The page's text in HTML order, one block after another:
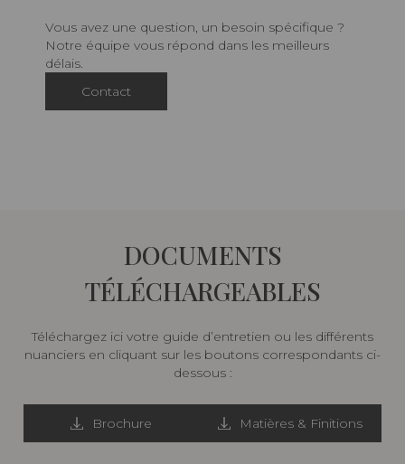
Vous avez une question, un besoin spécifique ?
Notre équipe vous répond dans les meilleurs
délais.
Contact
DOCUMENTS
TÉLÉCHARGEABLES
Téléchargez ici votre guide d’entretien ou les différents
nuanciers en cliquant sur les boutons correspondants ci-
dessous :
Brochure Matières & Finitions